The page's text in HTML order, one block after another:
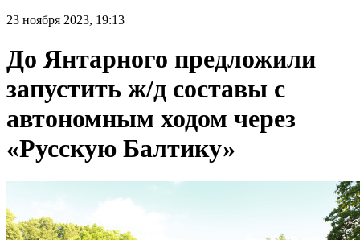
23 ноября 2023, 19:13
До Янтарного предложили
запустить ж/д составы с
автономным ходом через
«Русскую Балтику»